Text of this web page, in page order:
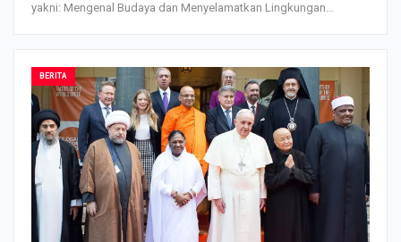
yakni: Mengenal Budaya dan Menyelamatkan Lingkungan…
BERITA